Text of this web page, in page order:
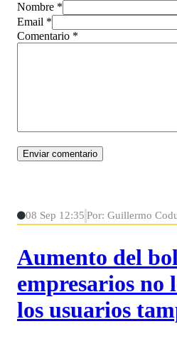
Nombre *
Email *
Comentario *
08 Sep 12:35 Por: Guillermo
Aumento del
empresarios no
los usuarios